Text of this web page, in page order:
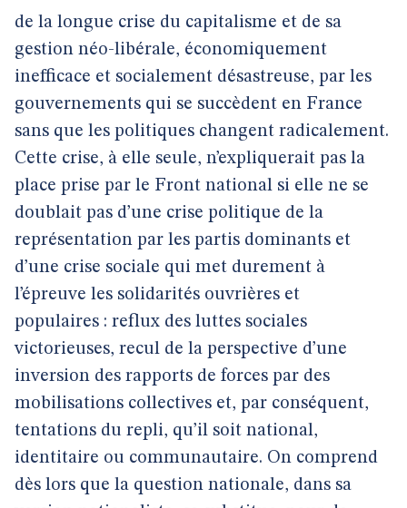
de la longue crise du capitalisme et de sa
gestion néo-libérale, économiquement
inefficace et socialement désastreuse, par les
gouvernements qui se succèdent en France
sans que les politiques changent radicalement.
Cette crise, à elle seule, n’expliquerait pas la
place prise par le Front national si elle ne se
doublait pas d’une crise politique de la
représentation par les partis dominants et
d’une crise sociale qui met durement à
l’épreuve les solidarités ouvrières et
populaires : reflux des luttes sociales
victorieuses, recul de la perspective d’une
inversion des rapports de forces par des
mobilisations collectives et, par conséquent,
tentations du repli, qu’il soit national,
identitaire ou communautaire. On comprend
dès lors que la question nationale, dans sa